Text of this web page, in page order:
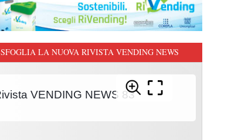
SFOGLIA LA NUOVA RIVISTA VENDING NEWS